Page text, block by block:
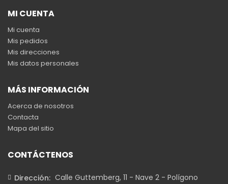
MI CUENTA
Mi cuenta
Mis pedidos
Mis direcciones
Mis datos personales
MÁS INFORMACIÓN
Acerca de nosotros
Contacta
Mapa del sitio
CONTÁCTENOS
Dirección: Calle Guttemberg, 11 - Nave 2 - Polígono